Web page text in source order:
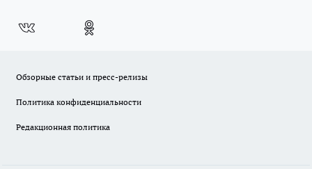
Обзорные статьи и пресс-релизы
Политика конфиденциальности
Редакционная политика